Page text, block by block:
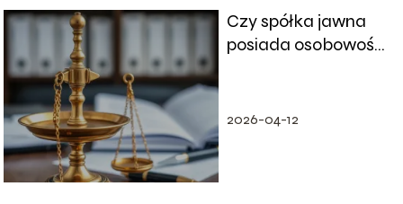
Czy spółka jawna
posiada osobowość
2026-04-12